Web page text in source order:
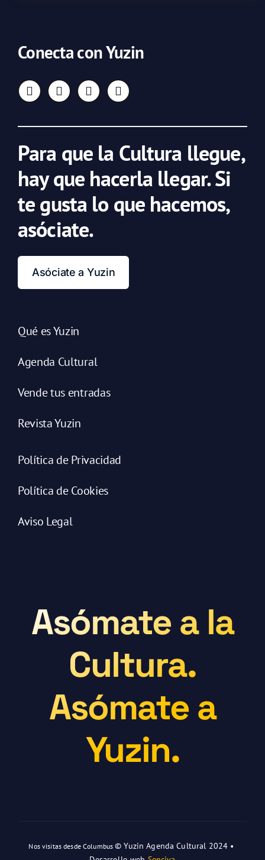
Conecta con Yuzin
Para que la Cultura llegue,
hay que hacerla llegar. Si
te gusta lo que hacemos,
asóciate.
Asóciate a Yuzin
Qué es Yuzin
Agenda Cultural
Vende tus entradas
Revista Yuzin
Política de Privacidad
Política de Cookies
Aviso Legal
Asómate a la
Cultura.
Asómate a
Yuzin.
Nos visitas desde Columbus© Yuzin Agenda Cultural 2024 •